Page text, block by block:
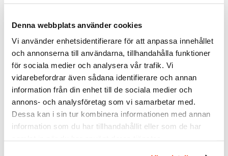
Denna webbplats använder cookies
Vi använder enhetsidentifierare för att anpassa innehållet
och annonserna till användarna, tillhandahålla funktioner
för sociala medier och analysera vår trafik. Vi
vidarebefordrar även sådana identifierare och annan
information från din enhet till de sociala medier och
annons- och analysföretag som vi samarbetar med.
Dessa kan i sin tur kombinera informationen med annan
information som du har tillhandahållit eller som de har
Vanliga frågor om Social
Selling Index på LinkedIn
(FAQ)
Vad är ett bra SSI (Social Selling
Index) på LinkedIn?
Ett SSI över 70 anses vara ett mycket bra resultat för personer
som aktivt jobbar med B2B-försäljning eller marknadsföring.
Ligger du över 80 är du ofta en av de absolut bästa i din